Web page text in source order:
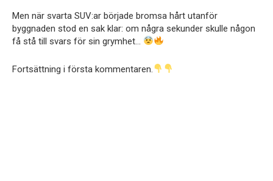
Men när svarta SUV:ar började bromsa hårt utanför
byggnaden stod en sak klar: om några sekunder skulle någon
få stå till svars för sin grymhet…
Fortsättning i första kommentaren.